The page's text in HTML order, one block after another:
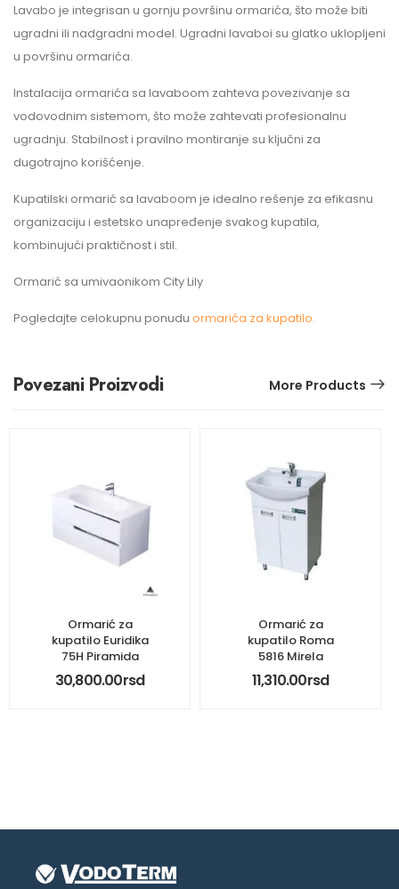
Lavabo je integrisan u gornju površinu ormarića, što može biti
ugradni ili nadgradni model. Ugradni lavaboi su glatko uklopljeni
u površinu ormarića.
Instalacija ormarića sa lavaboom zahteva povezivanje sa
vodovodnim sistemom, što može zahtevati profesionalnu
ugradnju. Stabilnost i pravilno montiranje su ključni za
dugotrajno korišćenje.
Kupatilski ormarić sa lavaboom je idealno rešenje za efikasnu
organizaciju i estetsko unapređenje svakog kupatila,
kombinujući praktičnost i stil.
Ormarić sa umivaonikom City Lily
Pogledajte celokupnu ponudu ormarića za kupatilo.
Povezani Proizvodi More Products
Ormarić za
kupatilo Euridika
75H Piramida
30,800.00rsd
Ormarić za
kupatilo Roma
5816 Mirela
11,310.00rsd